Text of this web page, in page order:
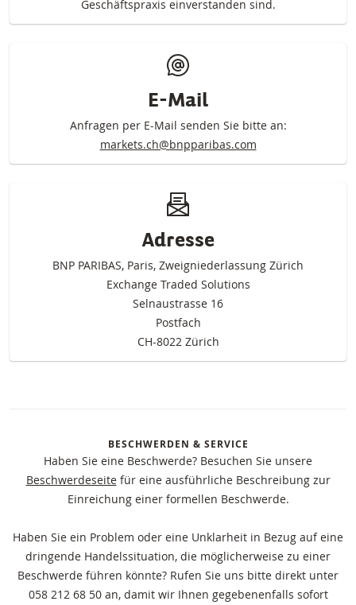
Geschäftspraxis einverstanden sind.
E-Mail
Anfragen per E-Mail senden Sie bitte an:
markets.ch@bnpparibas.com
Adresse
BNP PARIBAS, Paris, Zweigniederlassung Zürich
Exchange Traded Solutions
Selnaustrasse 16
Postfach
CH-8022 Zürich
BESCHWERDEN & SERVICE
Haben Sie eine Beschwerde? Besuchen Sie unsere
Beschwerdeseitefür eine ausführliche Beschreibung zur
Einreichung einer formellen Beschwerde.
Haben Sie ein Problem oder eine Unklarheit in Bezug auf eine
dringende Handelssituation, die möglicherweise zu einer
Beschwerde führen könnte? Rufen Sie uns bitte direkt unter
058 212 68 50 an, damit wir Ihnen gegebenenfalls sofort